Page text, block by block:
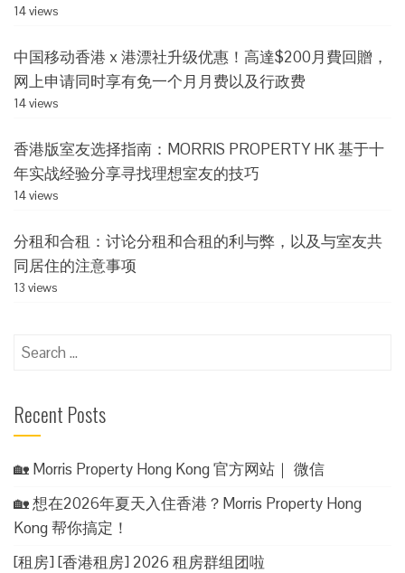
14 views
中国移动香港 x 港漂社升级优惠！高達$200月費回贈，
网上申请同时享有免一个月月费以及行政费
14 views
香港版室友选择指南：MORRIS PROPERTY HK 基于十
年实战经验分享寻找理想室友的技巧
14 views
分租和合租：讨论分租和合租的利与弊，以及与室友共
同居住的注意事项
13 views
Search
Recent Posts
🏡 Morris Property Hong Kong 官方网站｜ 微信
🏡 想在2026年夏天入住香港？Morris Property Hong
Kong 帮你搞定！
[租房] [香港租房] 2026 租房群组团啦